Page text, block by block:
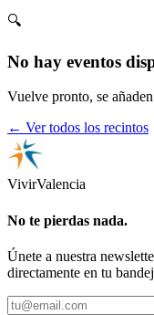
🔍
No hay eventos
Vuelve pronto, se
← Ver todos los recintos
VivirValencia
No te pierdas nada.
Únete a nuestra
directamente en tu